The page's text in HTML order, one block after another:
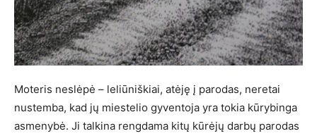
Moteris neslėpė – leliūniškiai, atėję į parodas, neretai
nustemba, kad jų miestelio gyventoja yra tokia kūrybinga
asmenybė. Ji talkina rengdama kitų kūrėjų darbų parodas